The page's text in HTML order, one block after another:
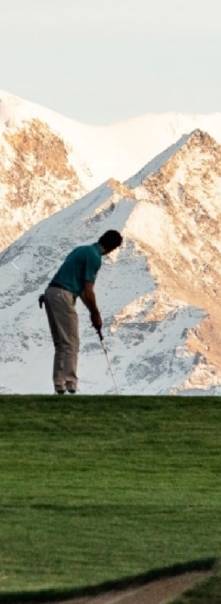
Previous Next